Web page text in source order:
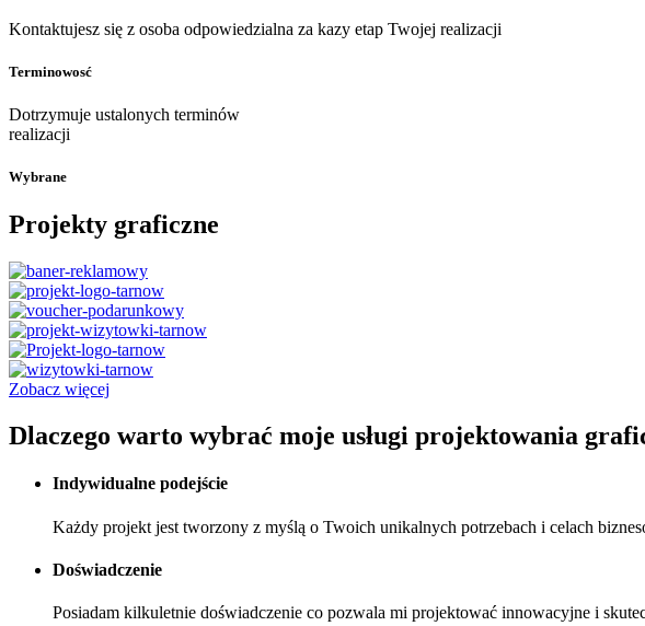
Kontaktujesz się z osoba odpowiedzialna za kazy etap Twojej realizacji
Terminowosć
Dotrzymuje ustalonych terminów
realizacji
Wybrane
Projekty graficzne
Zobacz więcej
Dlaczego warto wybrać moje usługi projektowania
Indywidualne podejście
Każdy projekt jest tworzony z myślą o Twoich unikalnych potrzebach i celach
Doświadczenie
Posiadam kilkuletnie doświadczenie co pozwala mi projektować innowacyjne i